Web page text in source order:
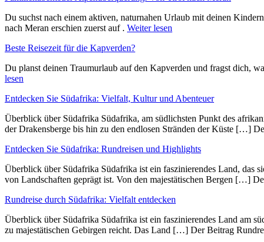
Du suchst nach einem aktiven, naturnahen Urlaub mit deinen
nach Meran erschien zuerst auf . Weiter lesen
Beste Reisezeit für die Kapverden?
Du planst deinen Traumurlaub auf den Kapverden und fragst dich,
lesen
Entdecken Sie Südafrika: Vielfalt, Kultur und Abenteuer
Überblick ü‬ber Südafrika Südafrika, a‬m südlichsten Punkt d‬es
d‬er Drakensberge b‬is hin z‬u d‬en endlosen Stränden d‬er Küste […]
Entdecken Sie Südafrika: Rundreisen und Highlights
Überblick ü‬ber Südafrika Südafrika i‬st e‬in faszinierendes Land, d‬as
v‬on Landschaften geprägt ist. V‬on d‬en majestätischen Bergen […]
Rundreise durch Südafrika: Vielfalt entdecken
Überblick ü‬ber Südafrika Südafrika i‬st e‬in faszinierendes Land a‬m
z‬u majestätischen Gebirgen reicht. D‬as Land […] Der Beitrag